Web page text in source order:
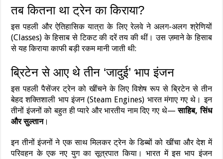
तब कितना था ट्रेन का किराया?
इस पहली और ऐतिहासिक यात्रा के लिए रेलवे ने अलग-अलग श्रेणियों
(Classes) के हिसाब से टिकट की दरें तय की थीं। उस ज़माने के हिसाब
से यह किराया काफी बड़ी रकम मानी जाती थी:
ब्रिटेन से आए थे तीन ‘जादुई’ भाप इंजन
इस पहली पैसेंजर ट्रेन को खींचने के लिए विशेष रूप से ब्रिटेन से तीन
बेहद शक्तिशाली भाप इंजन (Steam Engines) भारत मंगाए गए थे। इन
तीनों इंजनों को बहुत ही प्यारे और भारतीय नाम दिए गए थे—साहिब, सिंध
और सुल्तान।
इन तीनों इंजनों ने एक साथ मिलकर ट्रेन के डिब्बों को खींचा और देश में
परिवहन के एक नए युग का सूत्रपात किया। भारत में इस भाप इंजन